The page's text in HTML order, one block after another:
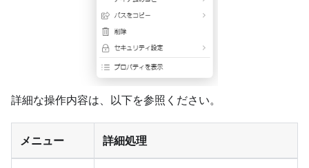
詳細な操作内容は、以下を参照ください。
メニュー 詳細処理